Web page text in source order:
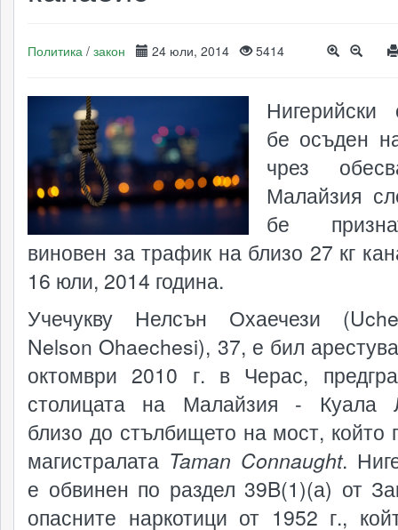
Политика / закон 24 юли, 2014 5414
Нигерийски
бе осъден
чрез
Малайзия
бе
виновен за трафик на близо 27 кг
16 юли, 2014 година.
Учечукву Нелсън Охаечези
Nelson Ohaechesi), 37, е бил
октомври 2010 г. в Черас,
столицата на Малайзия - Куала
близо до стълбището на мост, който
магистралата Taman Connaught.
е обвинен по раздел 39B(1)(а) от
опасните наркотици от 1952 г.,